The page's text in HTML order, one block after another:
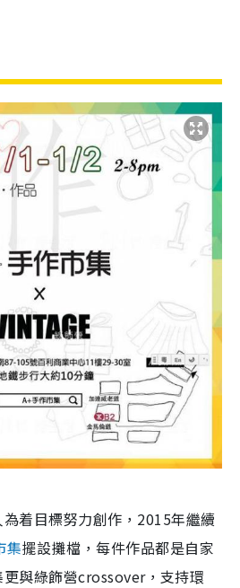
着目標努力創作，2015年繼續
集擺設攤檔，每件作品都是自家
與綠飾營crossover，支持環